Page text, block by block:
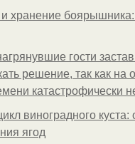
и хранение
гости
решение, так как на
катастрофически
виноградного куста:
ягод